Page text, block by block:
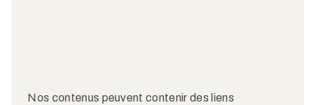
Nos contenus peuvent contenir des liens